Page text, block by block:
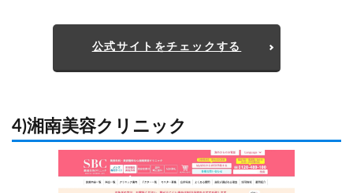
公式サイトをチェックする
4)湘南美容クリニック